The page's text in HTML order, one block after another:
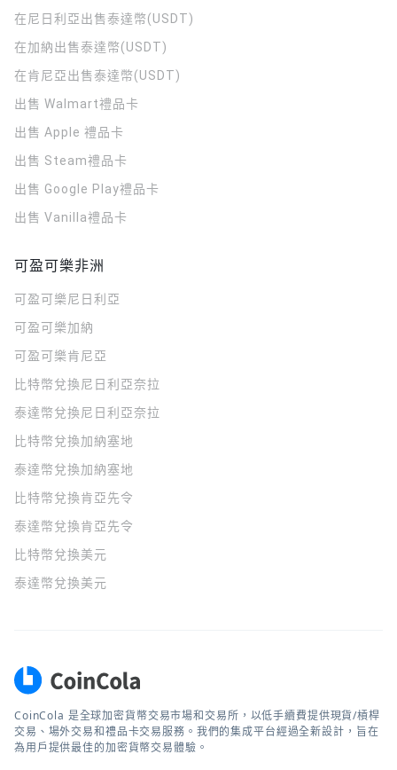
在尼日利亞出售泰達幣(USDT)
在加納出售泰達幣(USDT)
在肯尼亞出售泰達幣(USDT)
出售 Walmart禮品卡
出售 Apple 禮品卡
出售 Steam禮品卡
出售 Google Play禮品卡
出售 Vanilla禮品卡
可盈可樂非洲
可盈可樂 尼日利亞
可盈可樂加納
可盈可樂肯尼亞
比特幣兌換尼日利亞奈拉
泰達幣兌換尼日利亞奈拉
比特幣兌換加納塞地
泰達幣兌換加納塞地
比特幣兌換肯亞先令
泰達幣兌換肯亞先令
比特幣兌換美元
泰達幣兌換美元
CoinCola 是全球加密貨幣交易市場和交易所，以低手續費提供現貨/槓桿
交易、場外交易和禮品卡交易服務。我們的集成平台經過全新設計，旨在
為用戶提供最佳的加密貨幣交易體驗。